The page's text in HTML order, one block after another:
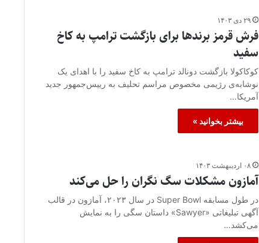
۲۹ دی ۱۴۰۳
فرش قرمز برندها برای بازگشت ترامپ به کاخ
سفید
کوکاکولا بازگشت دونالد ترامپ به کاخ سفید را با اهدای یک
نوشابه‌ی رژیمی مخصوص مراسم تحلیف به رییس‌جمهور جدید
آمریکا…
بیشتر بخوانید »
۰۸ اردیبهشت ۱۴۰۳
آمازون مشکلات سگ نگران را حل می‌کند
در طول مسابقه Super Bowl در سال ۲۰۲۳، آمازون در قالب
آگهی تبلیغاتی «Sawyer» داستان سگی را به نمایش
می‌کشد…